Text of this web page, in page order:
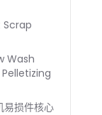
Wash
易损件核心